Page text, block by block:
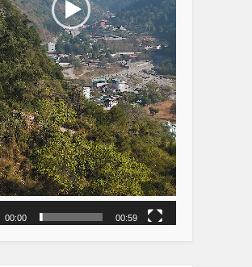
00:00 00:59